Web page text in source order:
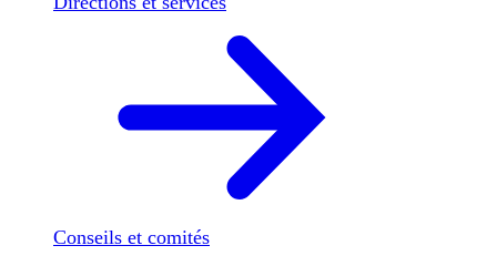
Conseils et comités